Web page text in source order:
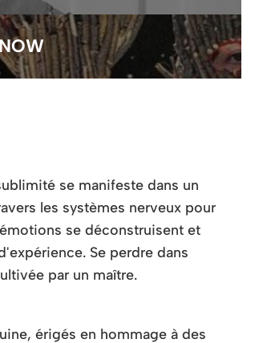
se manifeste dans un
les systèmes nerveux pour
se déconstruisent et
Se perdre dans
par un maître.
érigés en hommage à des